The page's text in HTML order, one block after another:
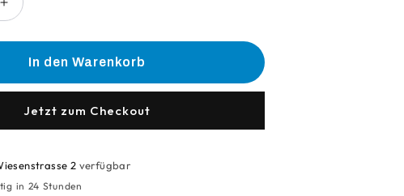
Erhöhe
die
Menge
Bens
Risotto
In den Warenkorb
Jetzt zum Checkout
2 verfügbar
in 24 Stunden